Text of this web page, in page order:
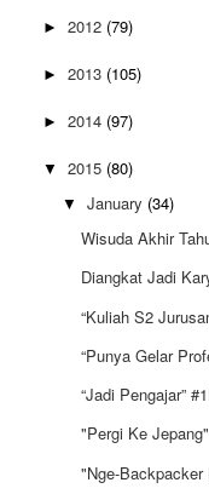
► 2012 (79)
► 2013 (105)
► 2014 (97)
▼ 2015 (80)
▼ January (34)
Wisuda Akhir
Diangkat Jadi
“Kuliah S2
“Punya Gelar
“Jadi Pengajar”
"Pergi Ke
"Nge-Backpacker